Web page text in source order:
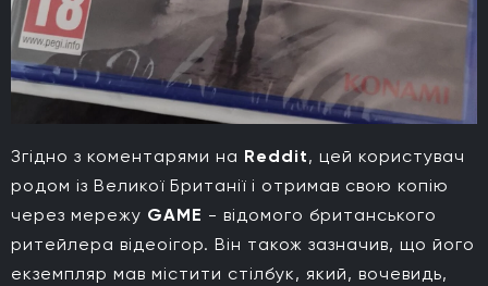
Згідно з коментарями на Reddit, цей користувач
родом із Великої Британії і отримав свою копію
через мережу GAME - відомого британського
ритейлера відеоігор. Він також зазначив, що його
екземпляр мав містити стілбук, який, вочевидь,